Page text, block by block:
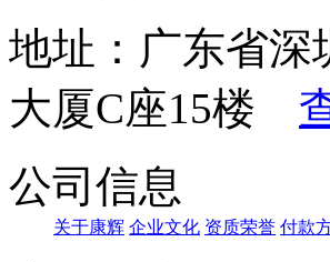
地址：广东省深
大厦C座15楼
公司信息
关于康辉 企业文化 资质荣誉 付款